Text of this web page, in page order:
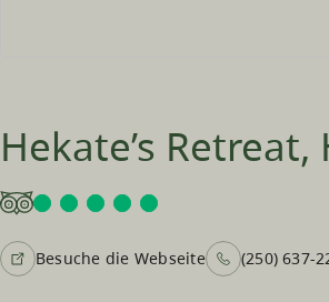
Hekate’s
Besuche die Webseite (250) 637-